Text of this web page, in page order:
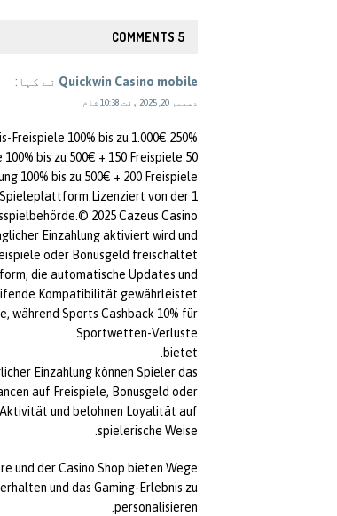
5 COMMENTS
Quickwin Casino mobile نے کہا:
دسمبر 20, 2025 وقت 10:38 شام
250% bis zu 900€ + 600 Freispiele + 100 Gratis-Freispiele 100% bis zu 1.000€ +
50 Freispiele 100% bis zu 500€ + 150 Freispiele
100% bis zu 500€ + 200 Freispiele +
Spieleplattform.Lizenziert von der
2025 Cazeus Casino.
Einzahlung aktiviert wird und
oder Bonusgeld freischaltet.
die automatische Updates und
Kompatibilität gewährleistet.
während Sports Cashback 10% für
Sportwetten-Verluste
bietet.
Einzahlung können Spieler das
auf Freispiele, Bonusgeld oder
und belohnen Loyalität auf
spielerische Weise.
und der Casino Shop bieten Wege,
und das Gaming-Erlebnis zu
personalisieren.